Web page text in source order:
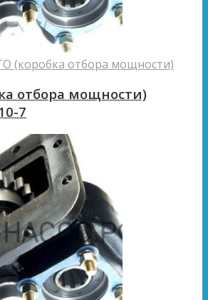
(коробка отбора мощности)
отбора мощности)
7